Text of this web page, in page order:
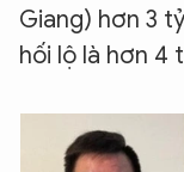
Giang) hơn 3
hối lộ là hơn 4